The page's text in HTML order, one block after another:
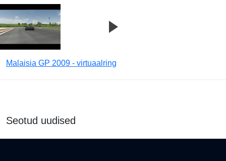
Malaisia GP 2009 - virtuaalring
Seotud uudised